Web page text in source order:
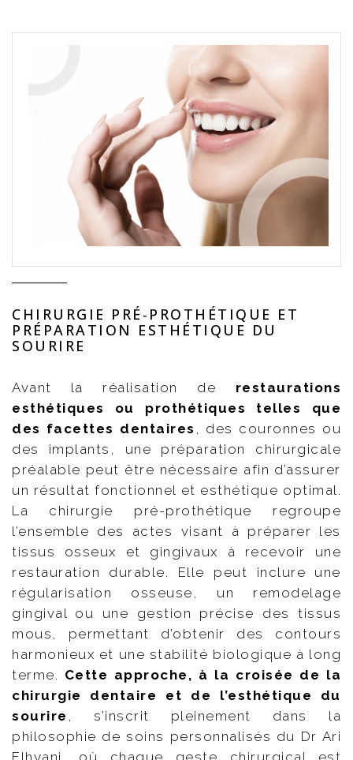
CHIRURGIE PRÉ-PROTHÉTIQUE ET
PRÉPARATION ESTHÉTIQUE DU
SOURIRE
Avant la réalisation de restaurations
esthétiques ou prothétiques telles que
des facettes dentaires , des couronnes ou
des implants, une préparation chirurgicale
préalable peut être nécessaire afin d’assurer
un résultat fonctionnel et esthétique optimal.
La chirurgie pré-prothétique regroupe
l’ensemble des actes visant à préparer les
tissus osseux et gingivaux à recevoir une
restauration durable. Elle peut inclure une
régularisation osseuse, un remodelage
gingival ou une gestion précise des tissus
mous, permettant d’obtenir des contours
harmonieux et une stabilité biologique à long
terme. Cette approche, à la croisée de la
chirurgie dentaire et de l’esthétique du
sourire , s’inscrit pleinement dans la
philosophie de soins personnalisés du Dr Ari
Elhyani, où chaque geste chirurgical est